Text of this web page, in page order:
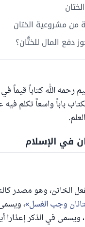
من مشروعية الختان
دفع المال للختَّان؟
رحمه الله كتاباً
باباً واسعاً تكلم
في الإسلام
الخاتن، وهو مصدر
وجب الغسل ،